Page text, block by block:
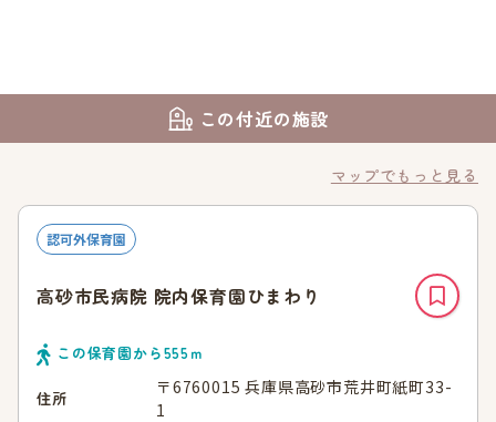
この付近の施設
マップでもっと見る
認可外保育園
高砂市民病院 院内保育園ひまわり
この保育園から555ｍ
住所
〒6760015 兵庫県高砂市荒井町紙町33-
1